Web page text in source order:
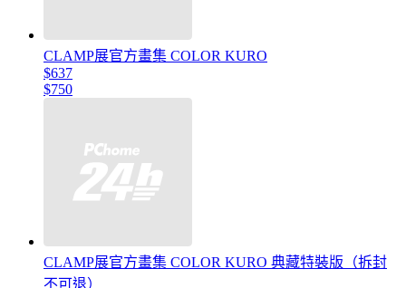
CLAMP展官方畫集 COLOR KURO
$637
$750
CLAMP展官方畫集 COLOR KURO 典藏特裝版（拆封
不可退）